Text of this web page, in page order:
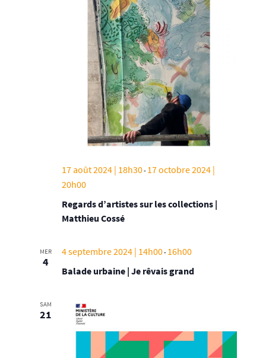
Regards d’artistes sur les collections |
Matthieu Cossé
17 août 2024 | 18h30- 17 octobre 2024 |
20h00
MER
4
Balade urbaine | Je rêvais grand
4 septembre 2024 | 14h00- 16h00
SAM
21